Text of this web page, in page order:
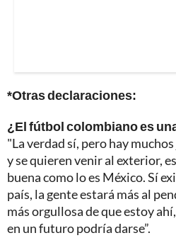
*Otras declaraciones:
¿El fútbol colombiano es
"La verdad sí, pero hay
y se quieren venir al exterior,
buena como lo es México. Sí
país, la gente estará más al
más orgullosa de que estoy
en un futuro podría darse”.